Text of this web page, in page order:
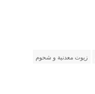
زيوت معدنية و شحوم